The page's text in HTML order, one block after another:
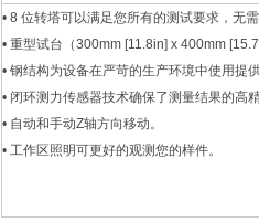
• 8 位转塔可以满足您所有的测试要求，无
• 重型试台（300mm [11.8in] x 400mm
• 钢结构为设备在严苛的生产环境中使用提
• 闭环测力传感器技术确保了测量结果的高
• 自动和手动Z轴方向移动。
• 工作区照明可更好的观测您的样件。